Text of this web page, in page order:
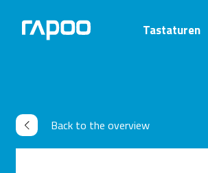
Tastaturen
Back to the overview